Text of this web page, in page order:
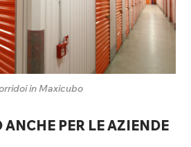
in Maxicubo
ANCHE PER LE AZIENDE